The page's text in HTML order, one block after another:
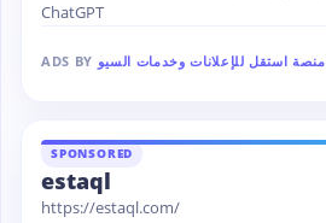
ChatGPT
ADS BY منصة استقل للإعلانات وخدمات السيو
SPONSORED
estaql
https://estaql.com/